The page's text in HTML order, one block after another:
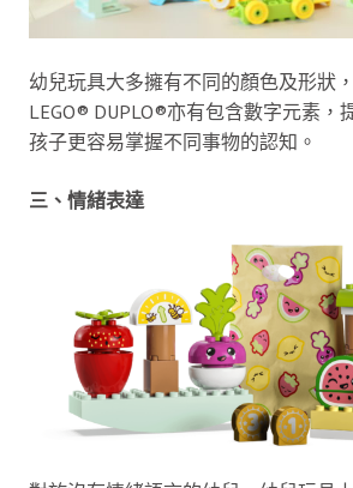
幼兒玩具大多擁有不同的顏色及形狀
LEGO® DUPLO®亦有包含數字元素，
孩子更容易掌握不同事物的認知。
三、情緒表達